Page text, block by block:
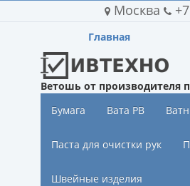
Москва
Главная
Ветошь от производителя
Бумага Вата РВ
Паста для очистки рук
Швейные изделия